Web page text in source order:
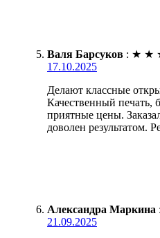
Валя Барсуков : ★ ★
17.10.2025
Делают классные
Качественный печать,
приятные цены.
доволен результатом.
Александра Маркина :
21.09.2025